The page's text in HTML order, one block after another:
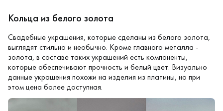
Кольца из белого золота
Свадебные украшения, которые сделаны из белого золота,
выглядят стильно и необычно. Кроме главного металла -
золота, в составе таких украшений есть компоненты,
которые обеспечивают прочность и белый цвет. Визуально
данные украшения похожи на изделия из платины, но при
этом цена более доступная.